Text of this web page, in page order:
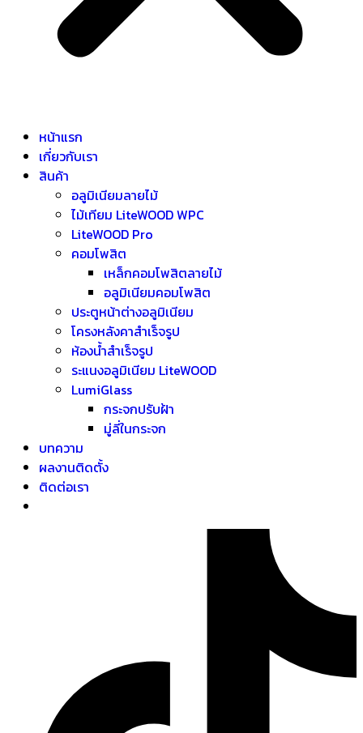
หน้าแรก
เกี่ยวกับเรา
สินค้า
อลูมิเนียมลายไม้
ไม้เทียม LiteWOOD WPC
LiteWOOD Pro
คอมโพสิต
เหล็กคอมโพสิตลายไม้
อลูมิเนียมคอมโพสิต
ประตูหน้าต่างอลูมิเนียม
โครงหลังคาสำเร็จรูป
ห้องน้ำสำเร็จรูป
ระแนงอลูมิเนียม LiteWOOD
LumiGlass
กระจกปรับฝ้า
มู่ลี่ในกระจก
บทความ
ผลงานติดตั้ง
ติดต่อเรา